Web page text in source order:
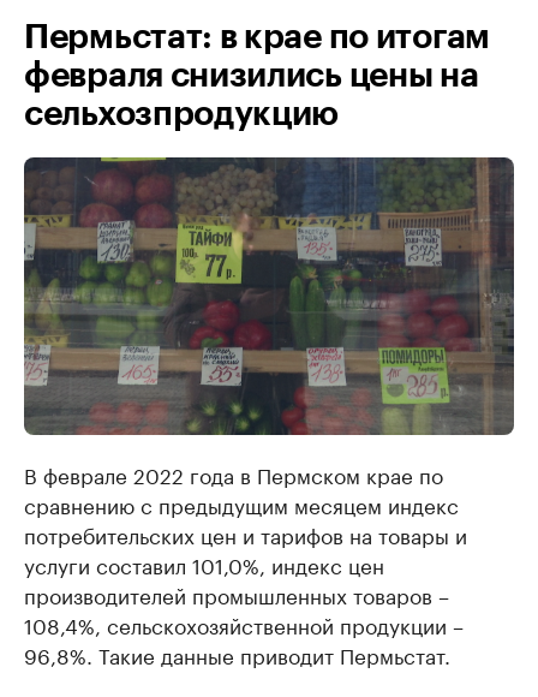
Пермьстат: в крае по итогам
февраля снизились цены на
сельхозпродукцию
В феврале 2022 года в Пермском крае по
сравнению с предыдущим месяцем индекс
потребительских цен и тарифов на товары и
услуги составил 101,0%, индекс цен
производителей промышленных товаров –
108,4%, сельскохозяйственной продукции –
96,8%. Такие данные приводит Пермьстат.